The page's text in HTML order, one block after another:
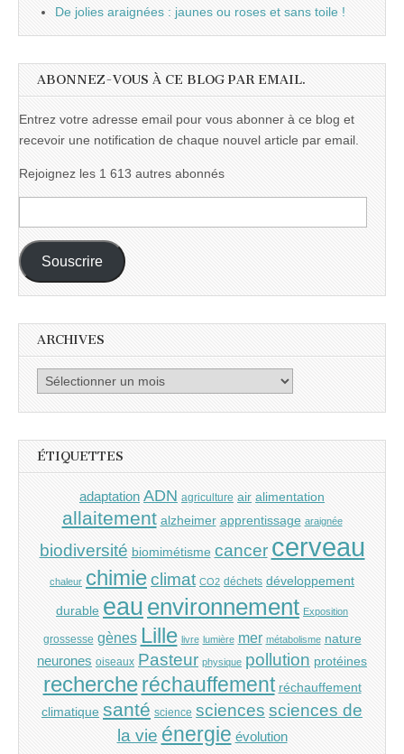
De jolies araignées : jaunes ou roses et sans toile !
ABONNEZ-VOUS À CE BLOG PAR EMAIL.
Entrez votre adresse email pour vous abonner à ce blog et
recevoir une notification de chaque nouvel article par email.
Rejoignez les 1 613 autres abonnés
e-
mail :
Souscrire
ARCHIVES
Archives
ÉTIQUETTES
adaptation ADN agriculture air alimentation
allaitement alzheimer apprentissage araignée
biodiversité biomimétisme cancer cerveau
chaleur chimieclimat CO2 déchets développement
durable eau environnement Exposition
grossesse gènes Lille livre lumière mer métabolisme nature
neurones oiseaux Pasteur physique pollution protéines
recherche réchauffement réchauffement
climatique santé science sciences sciences de
la vie énergie évolution